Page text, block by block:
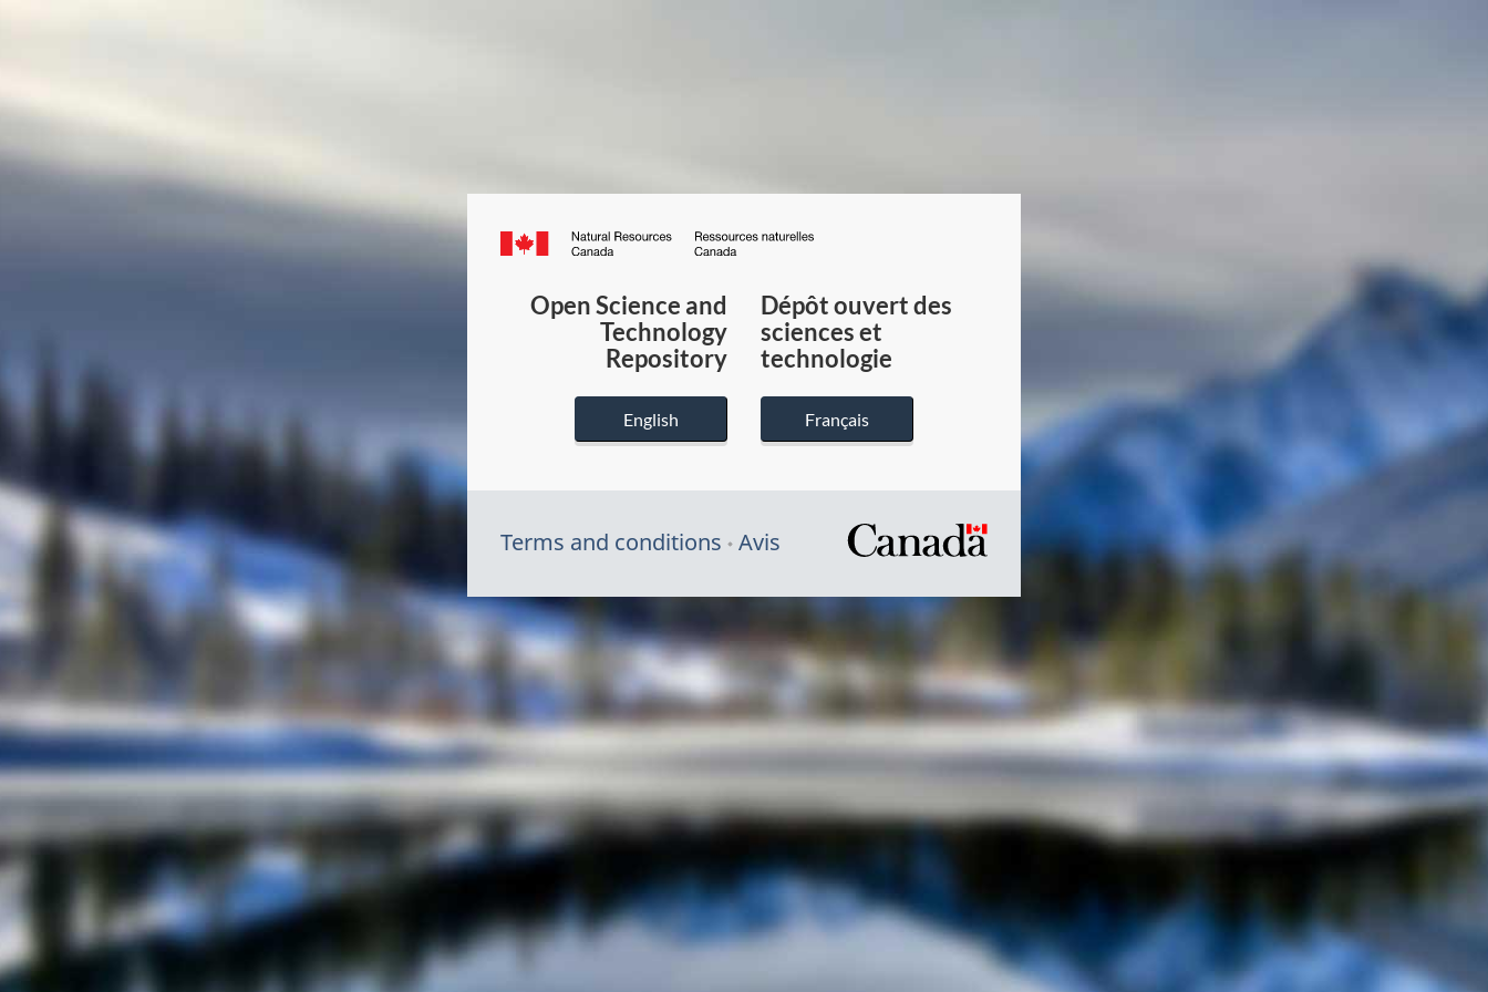
Canada.ca
du
Canada
Open Science and
Technology
Repository
English
Dépôt ouvert des
sciences et
technologie
Français
Terms and conditions Avis
/
gouvernement
du
Canada